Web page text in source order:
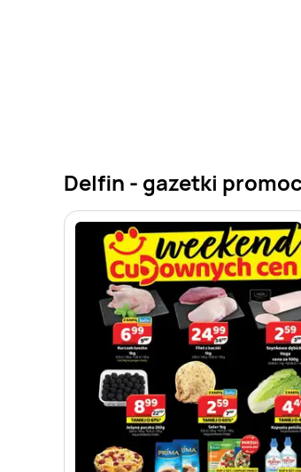
Delfin - gazetki